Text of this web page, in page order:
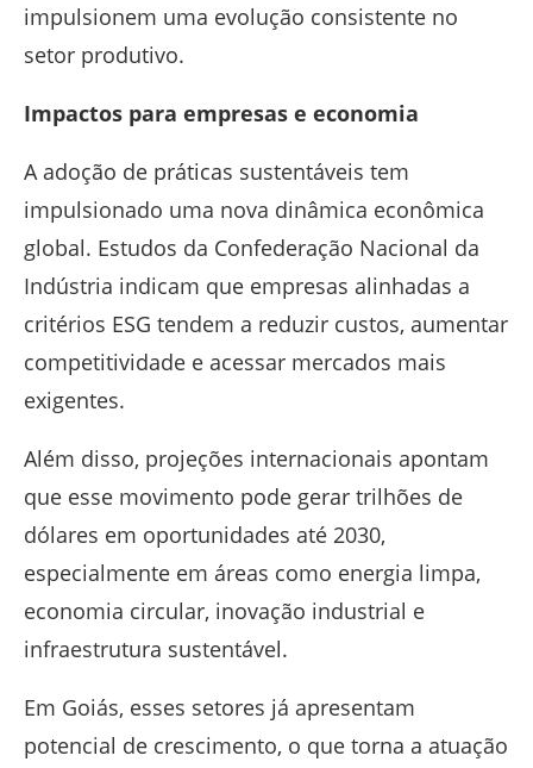
impulsionem uma evolução consistente no
setor produtivo.
Impactos para empresas e economia
A adoção de práticas sustentáveis tem
impulsionado uma nova dinâmica econômica
global. Estudos da Confederação Nacional da
Indústria indicam que empresas alinhadas a
critérios ESG tendem a reduzir custos, aumentar
competitividade e acessar mercados mais
exigentes.
Além disso, projeções internacionais apontam
que esse movimento pode gerar trilhões de
dólares em oportunidades até 2030,
especialmente em áreas como energia limpa,
economia circular, inovação industrial e
infraestrutura sustentável.
Em Goiás, esses setores já apresentam
potencial de crescimento, o que torna a atuação